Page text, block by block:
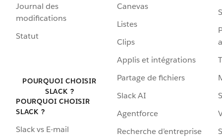
Journal des
modifications
Statut
POURQUOI CHOISIR
SLACK ?
POURQUOI CHOISIR
SLACK ?
Slack vs E-mail
Canevas
Listes
Clips
Applis et intégrations
Partage de fichiers
Slack AI
Agentforce
Recherche d’entreprise